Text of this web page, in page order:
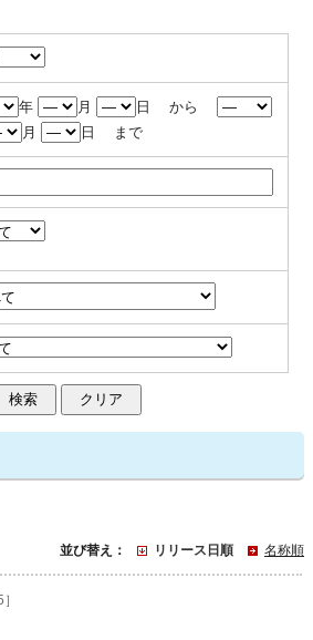
年 月
日 から
月 日 まで
並び替え： リリース日順 名称順